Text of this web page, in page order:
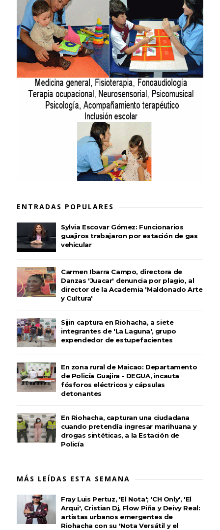
ENTRADAS POPULARES
Sylvia Escovar Gómez: Funcionarios
guajiros trabajaron por estación de gas
vehicular
Carmen Ibarra Campo, directora de
Danzas 'Juacar' denuncia por plagio, al
director de la Academia 'Maldonado Arte
y Cultura'
Sijin captura en Riohacha, a siete
integrantes de 'La Laguna', grupo
expendedor de estupefacientes
En zona rural de Maicao: Departamento
de Policía Guajira - DEGUA, incauta
fósforos eléctricos y cápsulas
detonantes
En Riohacha, capturan una ciudadana
cuando pretendía ingresar marihuana y
drogas sintéticas, a la Estación de
Policía
MÁS LEÍDAS ESTA SEMANA
Fray Luis Pertuz, 'El Nota'; 'CH Only', 'El
Arqui', Cristian Dj, Flow Piña y Deivy Real:
artistas urbanos emergentes de
Riohacha con su 'Nota Versátil y el